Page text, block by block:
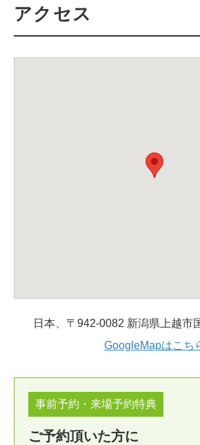
アクセス
日本、〒942-0082 新潟県上越市
GoogleMapはこち
事前予約・来場予約特典
ご予約頂いた方に